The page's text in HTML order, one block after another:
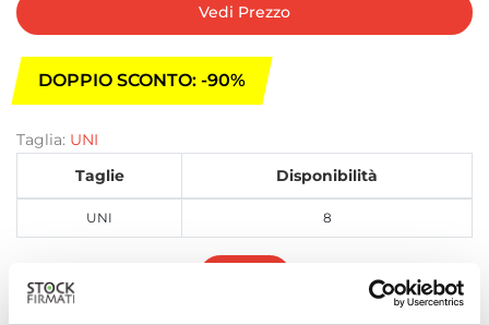
Vedi Prezzo
DOPPIO SCONTO: -90%
Taglia: UNI
Taglie
Disponibilità
UNI 8